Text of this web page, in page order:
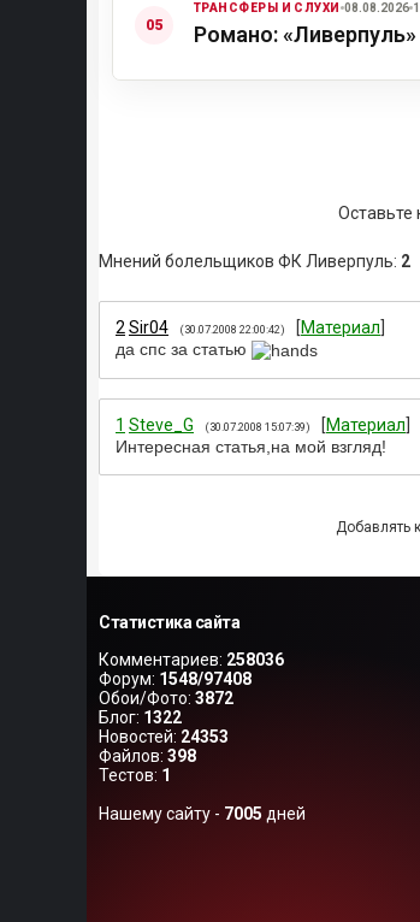
ТРАНСФЕРЫ И СЛУХИ 08.08.2026
Романо:
Оставьте
Мнений болельщиков ФК Ливерпуль: 2
2 Sir04 (30.07.2008 22:00:42) [Материал
да спс за статью
1 Steve_G (30.07.2008 15:07:39) [Материал
Интересная статья,на мой взгляд!
Добавлять
Статистика сайта
Комментариев: 258036
Форум: 1548/97408
Обои/Фото: 3872
Блог: 1322
Новостей: 24353
Файлов: 398
Тестов: 1
Нашему сайту - 7005 дней